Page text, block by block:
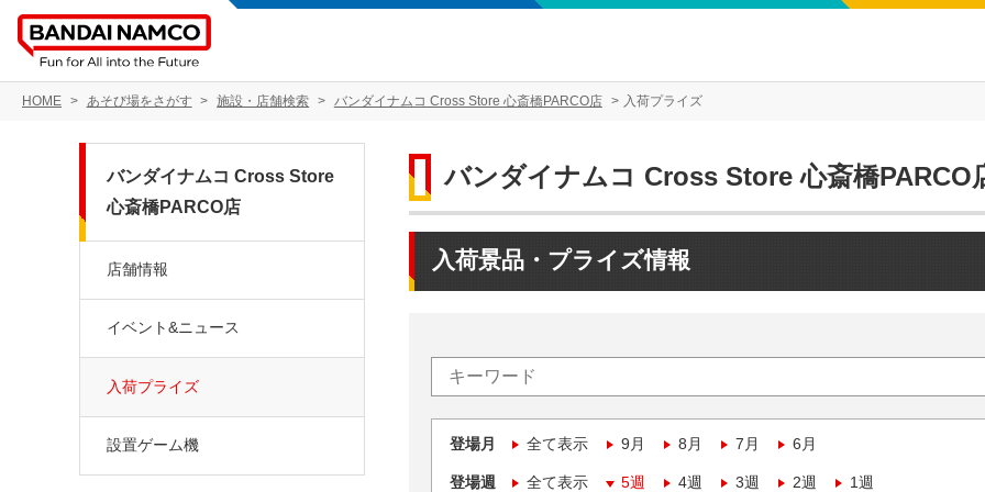
HOME あそび場をさがす 施設・店舗検索 バンダイナムコ Cross Store 心斎橋PARCO店 入荷プライズ
バンダイナムコ Cross Store 心斎橋PARCO
入荷景品・プライズ情報
登場月 全て表示 9月 8月 7月 6月
登場週 全て表示 5週 4週 3週 2週 1週
バンダイナムコ Cross Store
心斎橋PARCO店
店舗情報
イベント&ニュース
入荷プライズ
設置ゲーム機